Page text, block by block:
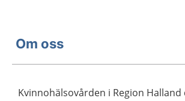
Om oss
Kvinnohälsovården i Region